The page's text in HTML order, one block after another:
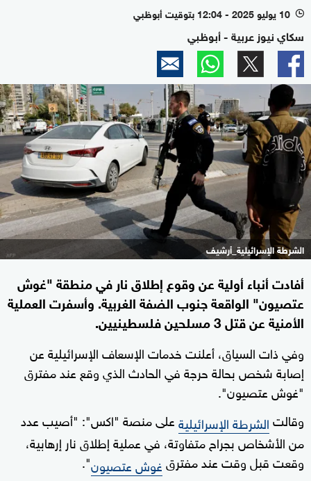
l 10 يوليو 2025 - 12:04 بتوقيت أبوظبي
سكاي نيوز عربية - أبوظبي
الشرطة الإسرائيلية_أرشيف
أفادت أنباء أولية عن وقوع إطلاق نار في منطقة "غوش
عتصيون" الواقعة جنوب الضفة الغربية. وأسفرت العملية
الأمنية عن قتل 3 مسلحين فلسطينيين.
وفي ذات السياق، أعلنت خدمات الإسعاف الإسرائيلية عن
إصابة شخص بحالة حرجة في الحادث الذي وقع عند مفترق
"غوش عتصيون".
وقالتالشرطة الإسرائيليةعلى منصة "اكس": "أصيب عدد
من الأشخاص بجراح متفاوتة، في عملية إطلاق نار إرهابية،
وقعت قبل وقت عند مفترقغوش عتصيون".